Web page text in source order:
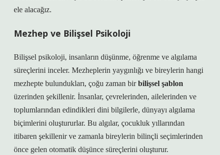
ele alacağız.
Mezhep ve Bilişsel Psikoloji
Bilişsel psikoloji, insanların düşünme, öğrenme ve algılama
süreçlerini inceler. Mezheplerin yaygınlığı ve bireylerin hangi
mezhepte bulundukları, çoğu zaman birbilişsel şablon
üzerinden şekillenir. İnsanlar, çevrelerinden, ailelerinden ve
toplumlarından edindikleri dini bilgilerle, dünyayı algılama
biçimlerini oluştururlar. Bu algılar, çocukluk yıllarından
itibaren şekillenir ve zamanla bireylerin bilinçli seçimlerinden
önce gelen otomatik düşünce süreçlerini oluşturur.